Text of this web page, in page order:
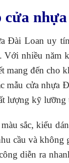
cửa
Đài Loan uy
nhiều năm
đến cho
mẫu cửa nhựa
lượng kỹ
sắc, kiểu
cầu và
diễn ra